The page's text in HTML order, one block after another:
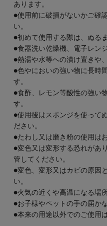
あります。
●使用前に破損がないかご確
い。
●初めて使用する際は、ぬる
●食器洗い乾燥機、電子レン
●熱湯や水等への漬け置きや
●色やにおいの強い物に長時
す。
●食酢、レモン等酸性の強い
す。
●使用後はスポンジを使って
ださい。
●たわし又は磨き粉の使用は
●変色又は変形する恐れがあ
管してください。
●変色、変形又はカビの原因
い。
●火気の近くや高温になる場
●お子様やペットの手の届か
●本来の用途以外でのご使用